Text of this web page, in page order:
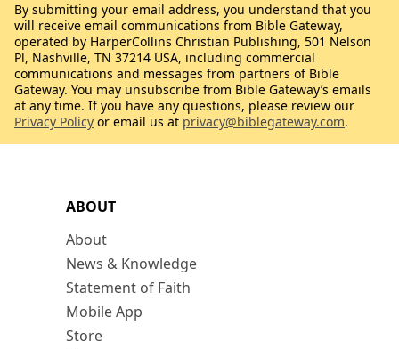
ABOUT
About
News & Knowledge
Statement of Faith
Mobile App
Store
By submitting your email address, you understand that you
will receive email communications from Bible Gateway,
operated by HarperCollins Christian Publishing, 501 Nelson
Pl, Nashville, TN 37214 USA, including commercial
communications and messages from partners of Bible
Gateway. You may unsubscribe from Bible Gateway’s emails
at any time. If you have any questions, please review our
Privacy Policy or email us at privacy@biblegateway.com.